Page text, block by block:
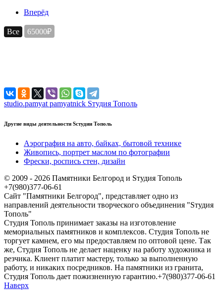
Вперёд
Все 65000₽
studio.pamyat pamyatnick Sтудия Тополь
Другие виды деятельности Sстудии Тополь
Аэрография на авто, байках, бытовой технике
Живопись, портрет маслом по фотографии
Фрески, роспись стен, дизайн
© 2009 - 2026 Памятники Белгород и Sтудия Тополь
+7(980)377-06-61
Сайт "Памятники Белгород", представляет одно из
направлений деятельности творческого объединения "Sтудия
Тополь"
Студия Тополь принимает заказы на изготовление
мемориальных памятников и комплексов. Студия Тополь не
торгует камнем, его мы предоставляем по оптовой цене. Так
же, Студия Тополь не делает наценку на работу художника и
резчика. Клиент платит мастеру, только за выполненную
работу, и никаких посредников. На памятники из гранита,
Студия Тополь дает пожизненную гарантию.+7(980)377-06-61
Наверх